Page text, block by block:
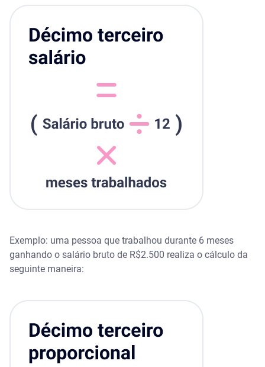
Exemplo: uma pessoa que trabalhou durante 6 meses
ganhando o salário bruto de R$2.500 realiza o cálculo da
seguinte maneira: